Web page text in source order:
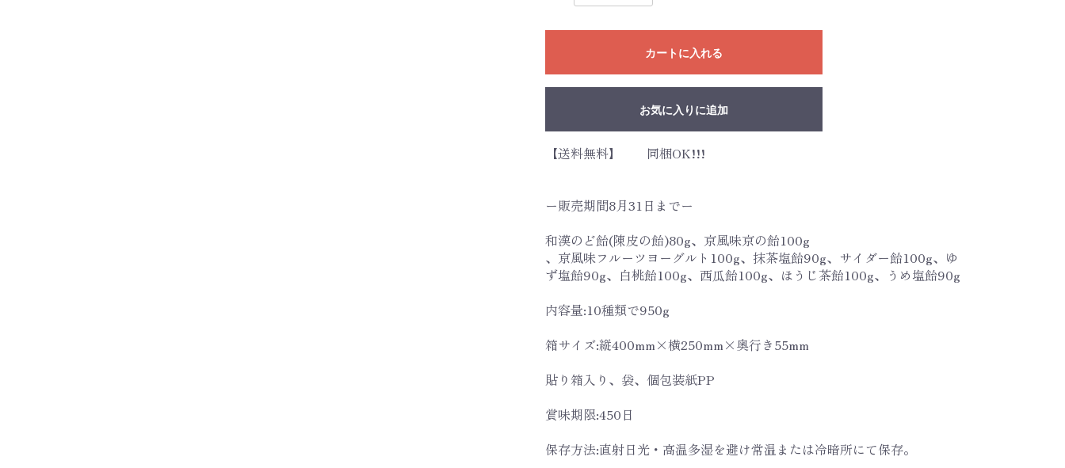
カートに入れる
お気に入りに追加
【送料無料】 同梱OK!!!
ー販売期間8月31日までー
和漢のど飴(陳皮の飴)80g、京風味京の飴100g
、京風味フルーツヨーグルト100g、抹茶塩飴90g、サイダー飴100g、ゆ
ず塩飴90g、白桃飴100g、西瓜飴100g、ほうじ茶飴100g、うめ塩飴90g
内容量:10種類で950g
箱サイズ:縦400mm×横250mm×奥行き55mm
貼り箱入り、袋、個包装紙PP
賞味期限:450日
保存方法:直射日光・高温多湿を避け常温または冷暗所にて保存。